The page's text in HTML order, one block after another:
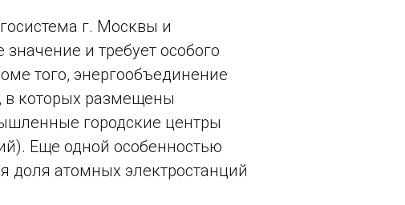
г. Москвы и
и требует особого
того, энергообъединение
в которых размещены
городские центры
Еще одной особенностью
доля атомных электростанций